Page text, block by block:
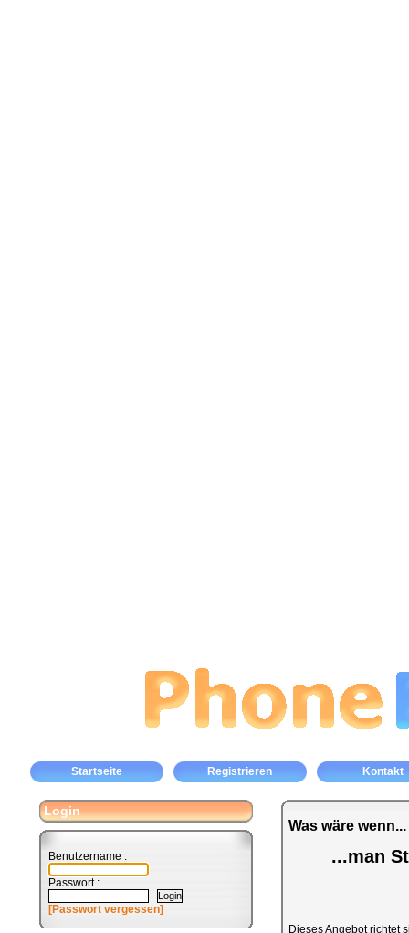
Startseite Registrieren Kontakt
Login
Benutzername :
Passwort :
[Passwort vergessen]
Was wäre wenn...
...man
Dieses Angebot richtet